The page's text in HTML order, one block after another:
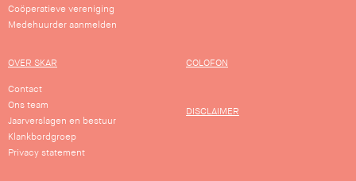
Coöperatieve vereniging
Medehuurder aanmelden
OVER SKAR
Contact
Ons team
Jaarverslagen en bestuur
Klankbordgroep
Privacy statement
COLOFON
DISCLAIMER